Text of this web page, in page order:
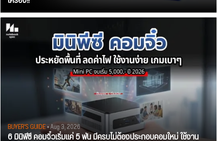
BUYER'S GUIDE• Aug 3, 2026
6 มินิพีซี คอมจิ๋วเริ่มแค่ 5 พัน มีครบไม่ต้องประกอบคอมใหม่ ใช้งาน